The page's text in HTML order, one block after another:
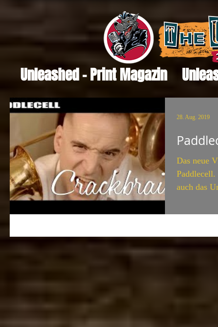
Unleashed - Print Magazin
Das neue
Paddlecell.
auch das
28. Aug. 2019